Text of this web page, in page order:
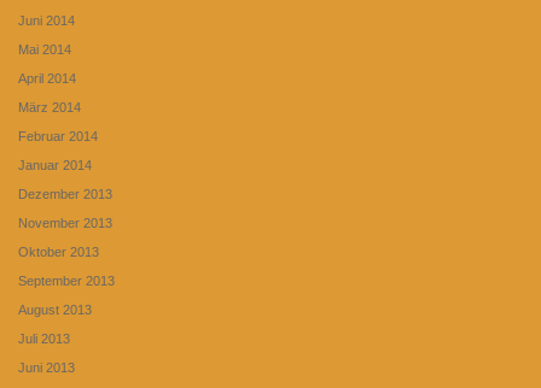
Juni 2014
Mai 2014
April 2014
März 2014
Februar 2014
Januar 2014
Dezember 2013
November 2013
Oktober 2013
September 2013
August 2013
Juli 2013
Juni 2013